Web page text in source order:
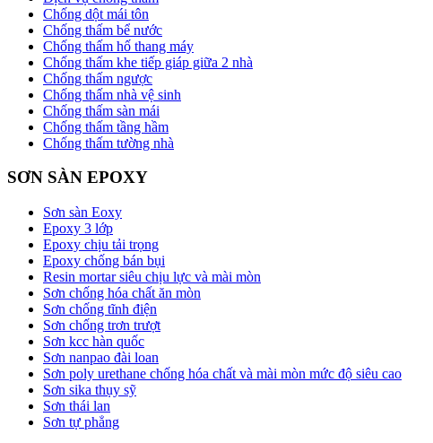
Chống dột mái tôn
Chống thấm bể nước
Chống thấm hố thang máy
Chống thấm khe tiếp giáp giữa 2 nhà
Chống thấm ngược
Chống thấm nhà vệ sinh
Chống thấm sàn mái
Chống thấm tầng hầm
Chống thấm tường nhà
SƠN SÀN EPOXY
Sơn sàn Eoxy
Epoxy 3 lớp
Epoxy chịu tải trọng
Epoxy chống bán bụi
Resin mortar siêu chịu lực và mài mòn
Sơn chống hóa chất ăn mòn
Sơn chống tĩnh điện
Sơn chống trơn trượt
Sơn kcc hàn quốc
Sơn nanpao đài loan
Sơn poly urethane chống hóa chất và mài mòn mức độ siêu cao
Sơn sika thụy sỹ
Sơn thái lan
Sơn tự phẳng